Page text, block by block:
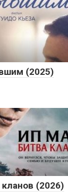
(2025)
(2026)